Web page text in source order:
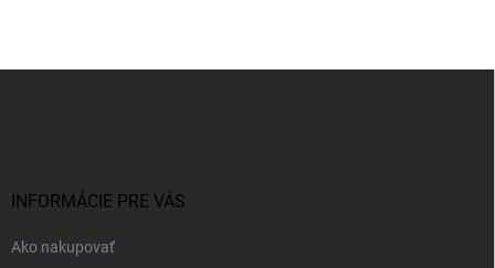
INFORMÁCIE PRE VÁS
Ako nakupovať